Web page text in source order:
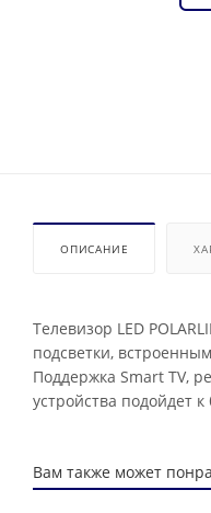
ОПИСАНИЕ
Телевизор LED
подсветки,
Поддержка Smart TV,
устройства подойдет
Вам также может